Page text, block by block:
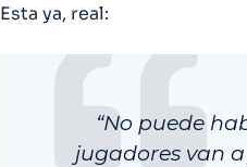
Esta ya, real:
“No puede
jugadores van